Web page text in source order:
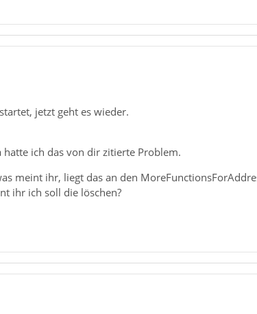
jetzt geht es wieder.
ich das von dir zitierte Problem.
meint ihr, liegt das an den
ihr ich soll die löschen?